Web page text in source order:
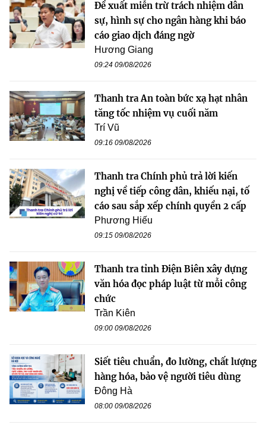
Đề xuất miễn trừ trách nhiệm dân
sự, hình sự cho ngân hàng khi báo
cáo giao dịch đáng ngờ
Hương Giang
09:24 09/08/2026
Thanh tra An toàn bức xạ hạt nhân
tăng tốc nhiệm vụ cuối năm
Trí Vũ
09:16 09/08/2026
Thanh tra Chính phủ trả lời kiến
nghị về tiếp công dân, khiếu nại, tố
cáo sau sắp xếp chính quyền 2 cấp
Phương Hiếu
09:15 09/08/2026
Thanh tra tỉnh Điện Biên xây dựng
văn hóa đọc pháp luật từ mỗi công
chức
Trần Kiên
09:00 09/08/2026
Siết tiêu chuẩn, đo lường, chất lượng
hàng hóa, bảo vệ người tiêu dùng
Đông Hà
08:00 09/08/2026